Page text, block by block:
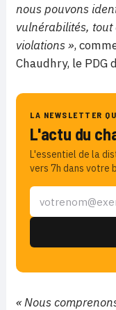
nous pouvons
vulnérabilités, tout
violations »,
Chaudhry, le PDG
LA NEWSLETTER
L'actu du
L'essentiel de la
vers 7h dans votre
« Nous